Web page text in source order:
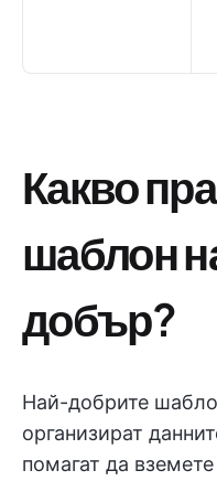
Какво
шаблон
добър?
Най-добрите
организират
помагат да